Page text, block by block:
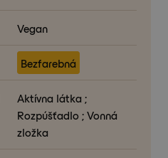
Vegan
Bezfarebná
Aktívna látka ;
Rozpúšťadlo ; Vonná
zložka